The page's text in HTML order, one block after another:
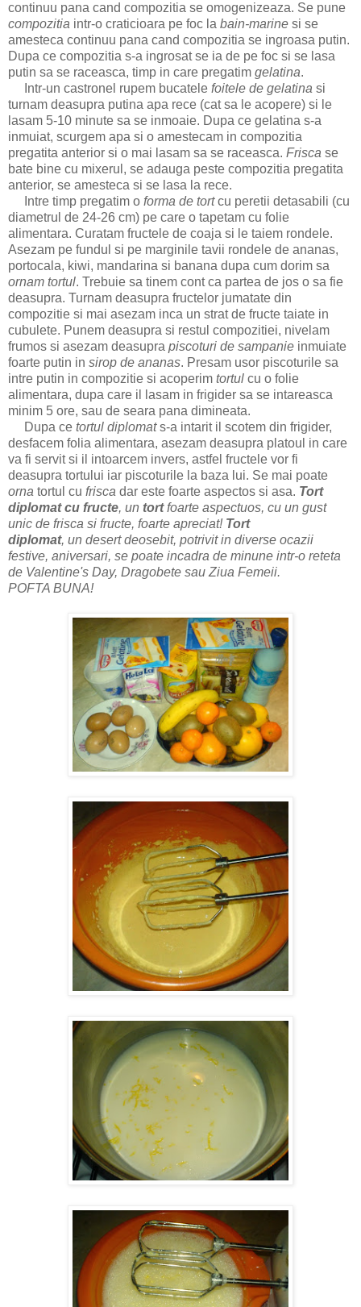
continuu pana cand compozitia se omogenizeaza. Se pune
compozitia intr-o craticioara pe foc la bain-marine si se
amesteca continuu pana cand compozitia se ingroasa putin.
Dupa ce compozitia s-a ingrosat se ia de pe foc si se lasa
putin sa se raceasca, timp in care pregatim gelatina.
Intr-un castronel rupem bucatele foitele de gelatina si
turnam deasupra putina apa rece (cat sa le acopere) si le
lasam 5-10 minute sa se inmoaie. Dupa ce gelatina s-a
inmuiat, scurgem apa si o amestecam in compozitia
pregatita anterior si o mai lasam sa se raceasca. Frisca se
bate bine cu mixerul, se adauga peste compozitia pregatita
anterior, se amesteca si se lasa la rece.
Intre timp pregatim o forma de tort cu peretii detasabili (cu
diametrul de 24-26 cm) pe care o tapetam cu folie
alimentara. Curatam fructele de coaja si le taiem rondele.
Asezam pe fundul si pe marginile tavii rondele de ananas,
portocala, kiwi, mandarina si banana dupa cum dorim sa
ornam tortul. Trebuie sa tinem cont ca partea de jos o sa fie
deasupra. Turnam deasupra fructelor jumatate din
compozitie si mai asezam inca un strat de fructe taiate in
cubulete. Punem deasupra si restul compozitiei, nivelam
frumos si asezam deasupra piscoturi de sampanie inmuiate
foarte putin in sirop de ananas. Presam usor piscoturile sa
intre putin in compozitie si acoperim tortul cu o folie
alimentara, dupa care il lasam in frigider sa se intareasca
minim 5 ore, sau de seara pana dimineata.
Dupa ce tortul diplomats-a intarit il scotem din frigider,
desfacem folia alimentara, asezam deasupra platoul in care
va fi servit si il intoarcem invers, astfel fructele vor fi
deasupra tortului iar piscoturile la baza lui. Se mai poate
orna tortul cu frisca dar este foarte aspectos si asa. Tort
diplomat cu fructe, un tortfoarte aspectuos, cu un gust
unic de frisca si fructe, foarte apreciat! Tort
diplomat, un desert deosebit, potrivit in diverse ocazii
festive, aniversari, se poate incadra de minune intr-o reteta
de Valentine's Day, Dragobete sau Ziua Femeii.
POFTA BUNA!